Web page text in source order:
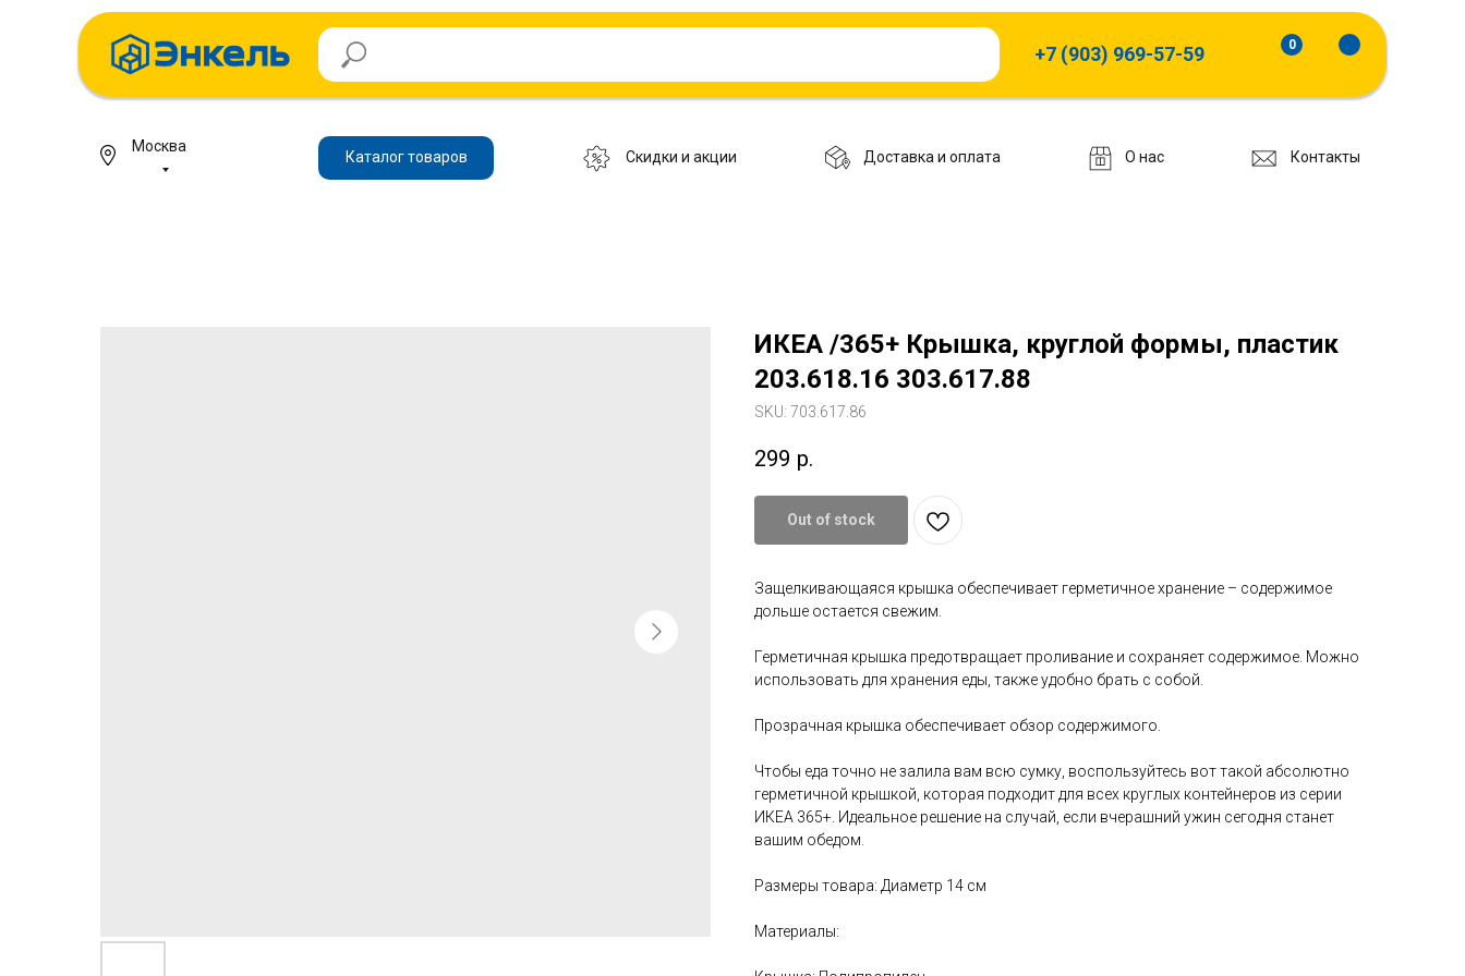
+7 (903) 969-57-59 0
Контакты
О нас
Доставка и оплата
Скидки и акции
Каталог товаров
Москва
ИКЕА /365+ Крышка, круглой формы, пластик
203.618.16 303.617.88
SKU: 703.617.86
299 р.
Out of stock
Защелкивающаяся крышка обеспечивает герметичное хранение – содержимое
дольше остается свежим.
Герметичная крышка предотвращает проливание и сохраняет содержимое. Можно
использовать для хранения еды, также удобно брать с собой.
Прозрачная крышка обеспечивает обзор содержимого.
Чтобы еда точно не залила вам всю сумку, воспользуйтесь вот такой абсолютно
герметичной крышкой, которая подходит для всех круглых контейнеров из серии
ИКЕА 365+. Идеальное решение на случай, если вчерашний ужин сегодня станет
вашим обедом.
Размеры товара: Диаметр 14 см
Материалы: